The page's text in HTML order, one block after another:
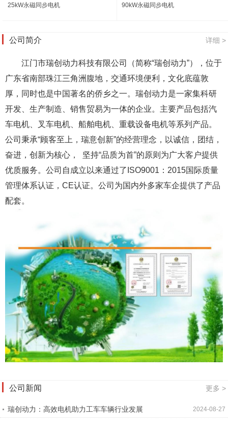
25kW永磁同步电机 90kW永磁同步电机
公司简介 详细 >
江门市瑞创动力科技有限公司（简称“瑞创动力”），位于
广东省南部珠江三角洲腹地，交通环境便利，文化底蕴敦
厚，同时也是中国著名的侨乡之一。 瑞创动力是一家集科研
开发、生产制造、销售贸易为一体的企业。主要产品包括汽
车电机、叉车电机、船舶电机、重载设备电机等系列产品。
公司秉承“顾客至上，瑞意创新”的经营理念，以诚信，团结，
奋进，创新为核心， 坚持“品质为首”的原则为广大客户提供
优质服务。 公司自成立以来通过了ISO9001：2015国际质量
管理体系认证，CE认证。公司为国内外多家车企提供了产品
配套。
公司新闻 更多 >
瑞创动力：高效电机助力工车车辆行业发展 2024-08-27